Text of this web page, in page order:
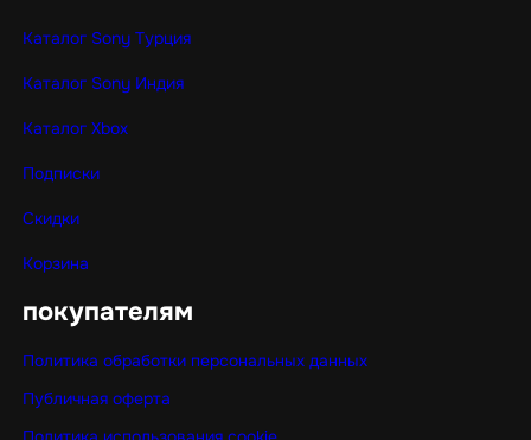
Каталог Sony Турция
Каталог Sony Индия
Каталог Xbox
Подписки
Скидки
Корзина
покупателям
Политика обработки персональных данных
Публичная оферта